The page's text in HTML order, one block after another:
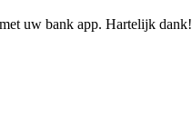
uw bank app. Hartelijk dank!